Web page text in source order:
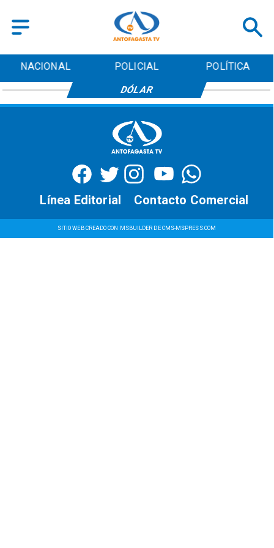
NACIONAL POLICIAL POLÍTICA
DÓLAR
SITIO WEB CREADO CON MSBUILDER DE CMS-MSPRESS.COM
Contacto Comercial
Línea Editorial